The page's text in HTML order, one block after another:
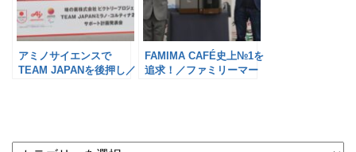
アミノサイエンスで
TEAM JAPANを後押し／
FAMIMA CAFÉ史上№1を
追求！／ファミリーマー